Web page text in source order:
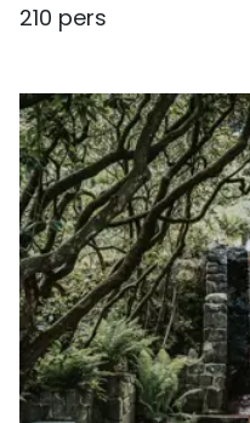
210 pers